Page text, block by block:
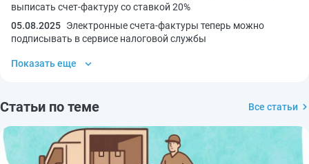
выписать счет‑фактуру со ставкой 20%
05.08.2025 Электронные счета-фактуры теперь можно
подписывать в сервисе налоговой службы
Показать еще
Статьи по теме Все статьи